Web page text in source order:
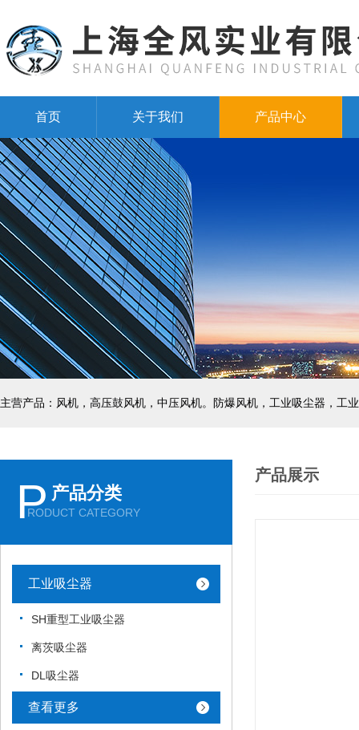
首页 关于我们 产品中心
主营产品：风机，高压鼓风机，中压风机。防爆风机，工业吸尘器，工
P 产品分类
RODUCT CATEGORY
工业吸尘器
SH重型工业吸尘器
离茨吸尘器
DL吸尘器
查看更多
产品展示